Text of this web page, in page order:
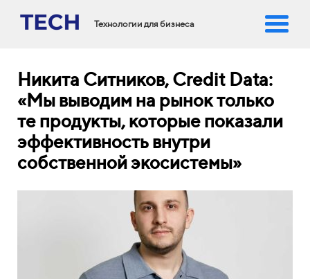
Технологии для бизнеса
Никита Ситников, Credit Data:
«Мы выводим на рынок только
те продукты, которые показали
эффективность внутри
собственной экосистемы»